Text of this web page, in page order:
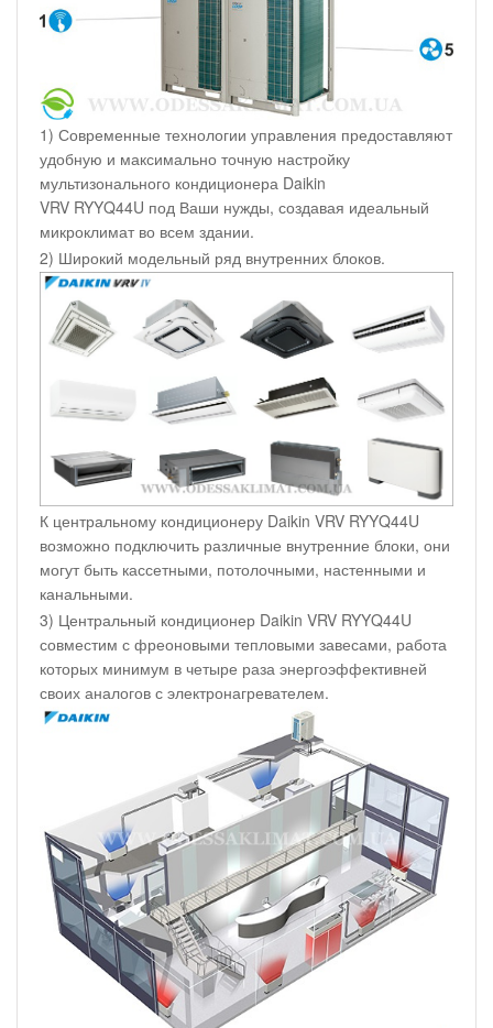
1) Современные технологии управления предоставляют
удобную и максимально точную настройку
мультизонального кондиционера Daikin
VRV RYYQ44U под Ваши нужды, создавая идеальный
микроклимат во всем здании.
2) Широкий модельный ряд внутренних блоков.
К центральному кондиционеру Daikin VRV RYYQ44U
возможно подключить различные внутренние блоки, они
могут быть кассетными, потолочными, настенными и
канальными.
3) Центральный кондиционер Daikin VRV RYYQ44U
совместим с фреоновыми тепловыми завесами, работа
которых минимум в четыре раза энергоэффективней
своих аналогов с электронагревателем.